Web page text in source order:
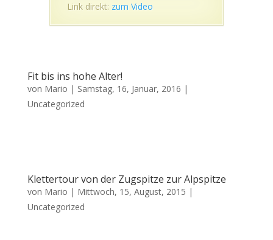
Link direkt:zum Video
Fit bis ins hohe Alter!
von Mario | Samstag, 16, Januar, 2016 |
Uncategorized
Klettertour von der Zugspitze zur Alpspitze
von Mario | Mittwoch, 15, August, 2015 |
Uncategorized